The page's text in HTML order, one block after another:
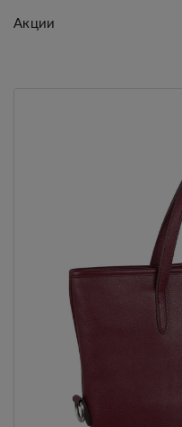
Акции